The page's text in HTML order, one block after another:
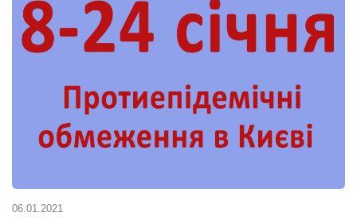
06.01.2021